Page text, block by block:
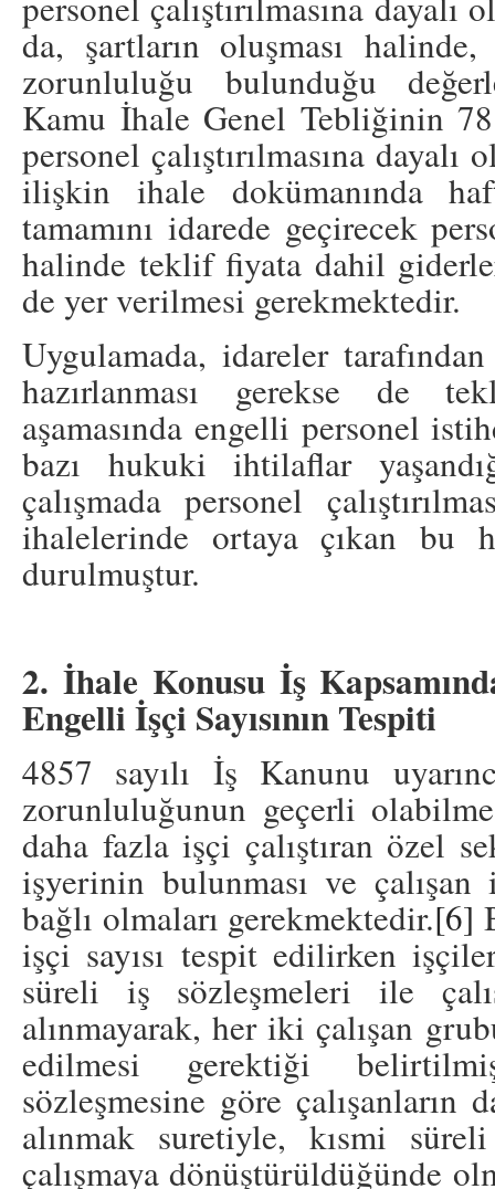
da, şartların oluşması halinde,
zorunluluğu bulunduğu
Kamu İhale Genel Tebliğinin
personel çalıştırılmasına
ilişkin ihale dokümanında
tamamını idarede geçirecek
halinde teklif fiyata dahil
de yer verilmesi gerekmektedir.
Uygulamada, idareler
hazırlanması gerekse de
aşamasında engelli personel
bazı hukuki ihtilaflar
çalışmada personel
ihalelerinde ortaya çıkan bu
durulmuştur.
2. İhale Konusu İş
Engelli İşçi Sayısının Tespiti
4857 sayılı İş Kanunu
zorunluluğunun geçerli
daha fazla işçi çalıştıran özel
işyerinin bulunması ve
bağlı olmaları gerekmektedir.[6]
işçi sayısı tespit edilirken
süreli iş sözleşmeleri ile
alınmayarak, her iki çalışan
edilmesi gerektiği
sözleşmesine göre çalışanların
alınmak suretiyle, kısmi
çalışmaya dönüştürüldüğünde